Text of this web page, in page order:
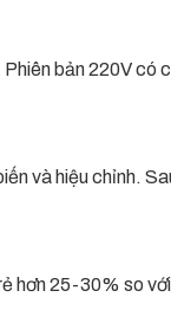
bản 220V
và hiệu chỉnh.
25-30% so